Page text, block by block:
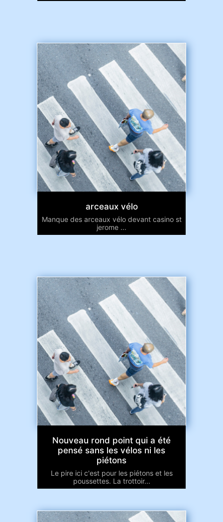
arceaux vélo
Manque des arceaux vélo devant casino st
jerome ...
Nouveau rond point qui a été
pensé sans les vélos ni les
piétons
Le pire ici c'est pour les piétons et les
poussettes. La trottoir...